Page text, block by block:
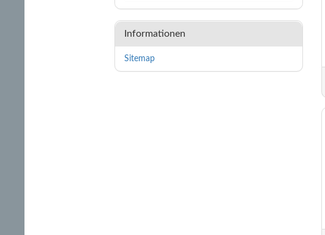
Informationen
Sitemap